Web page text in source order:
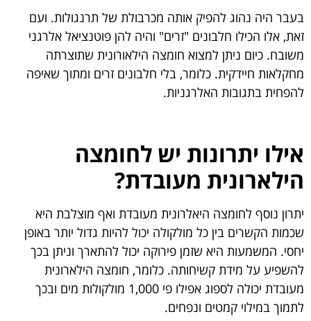
בעבר היה נהוג להפיק אותה מכרבולת של תרנגולות. ועם
זאת, אלו הכילו חלבונים "זרים" והיה להן פוטנציאל אלרגני
משובח. כיום ניתן למצוא חומצה הילאורונית שתוצרתה
מחקלאות חיידקית. כלומר, בלי חלבונים זרים ומתוך שאיפה
להפחית בתגובות האלרגניות.
אילו יתרונות יש לחומצה
הילארונית מעובדת?
יתרון נוסף לחומצה היאלרונית מעובדת ואף מוצלבת היא
שכמות הקשרים בין כל מולקולה יכול להיות גדול יותר באופן
יחסי. המשמעות היא שזמן פירוקה יכול להתארך וניתן בכך
להשפיע על מידת קשיחותה. כלומר, חומצה הילארונית
מעובדת יכולה לספוג אפילו פי 1,000 מולקולות מים ובכך
לתמוך במילוי קמטים ונפחים.